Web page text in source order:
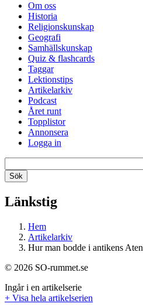
Om oss
Historia
Religionskunskap
Geografi
Samhällskunskap
Quiz & flashcards
Taggar
Lektionstips
Artikelarkiv
Podcast
Året runt
Topplistor
Annonsera
Logga in
Länkstig
Hem
Artikelarkiv
Hur man bodde i antikens Aten
© 2026 SO-rummet.se
Ingår i en artikelserie
+ Visa hela artikelserien